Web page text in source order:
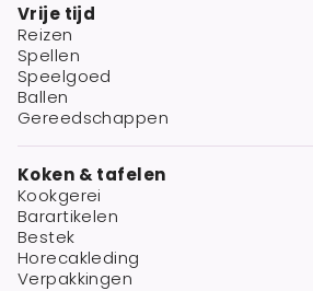
Vrije tijd
Reizen
Spellen
Speelgoed
Ballen
Gereedschappen
Koken & tafelen
Kookgerei
Barartikelen
Bestek
Horecakleding
Verpakkingen